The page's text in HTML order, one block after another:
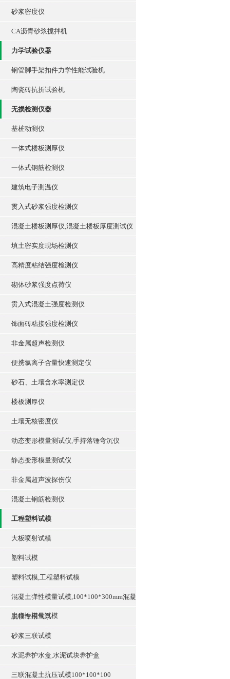
砂浆密度仪
CA沥青砂浆搅拌机
力学试验仪器
钢管脚手架扣件力学性能试验机
陶瓷砖抗折试验机
无损检测仪器
基桩动测仪
一体式楼板测厚仪
一体式钢筋检测仪
建筑电子测温仪
贯入式砂浆强度检测仪
混凝土楼板测厚仪,混凝土楼板厚度测试仪
填土密实度现场检测仪
高精度粘结强度检测仪
砌体砂浆强度点荷仪
贯入式混凝土强度检测仪
饰面砖粘接强度检测仪
非金属超声检测仪
便携氯离子含量快速测定仪
砂石、土壤含水率测定仪
楼板测厚仪
土壤无核密度仪
动态变形模量测试仪,手持落锤弯沉仪
静态变形模量测试仪
非金属超声波探伤仪
混凝土钢筋检测仪
工程塑料试模
大板喷射试模
塑料试模
塑料试模,工程塑料试模
混凝土弹性模量试模,100*100*300mm混凝
土弹性模量试模
脱模专用气泵
砂浆三联试模
水泥养护水盒,水泥试块养护盒
三联混凝土抗压试模100*100*100